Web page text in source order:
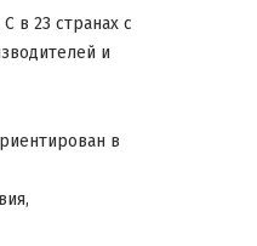
в 23 странах с
и
в